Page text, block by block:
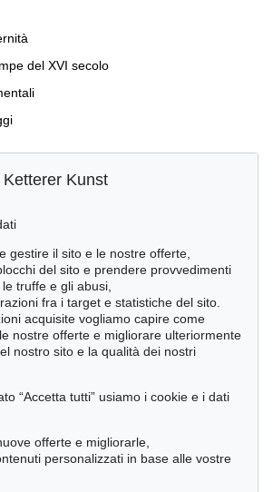
del XVI secolo
scienze naturali
Kunst
gestire il sito e le nostre offerte,
del sito e prendere provvedimenti
truffe e gli abusi,
fra i target e statistiche del sito.
acquisite vogliamo capire come
nostre offerte e migliorare ulteriormente
nostro sito e la qualità dei nostri
“Accetta tutti” usiamo i cookie e i dati
offerte e migliorarle,
personalizzati in base alle vostre